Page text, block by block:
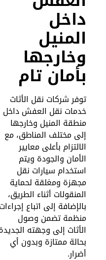
تام
شركات نقل الأثاث
نقل العفش داخل
المنيل وخارجها
مختلف المناطق، مع
بأعلى معايير
والجودة ويتم
سيارات نقل
ومغلقة لحماية
أثناء الطريق،
إلى اتباع إجراءات
تضمن وصول
إلى وجهته الجديدة
ممتازة وبدون أي